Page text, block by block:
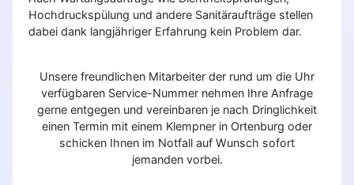
Hochdruckspülung und andere Sanitäraufträge stellen
dabei dank langjähriger Erfahrung kein Problem dar.
Unsere freundlichen Mitarbeiter der rund um die Uhr
verfügbaren Service-Nummer nehmen Ihre Anfrage
gerne entgegen und vereinbaren je nach Dringlichkeit
einen Termin mit einem Klempner in Ortenburg oder
schicken Ihnen im Notfall auf Wunsch sofort
jemanden vorbei.